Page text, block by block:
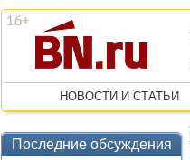
НОВОСТИ И СТАТЬИ
Последние обсуждения